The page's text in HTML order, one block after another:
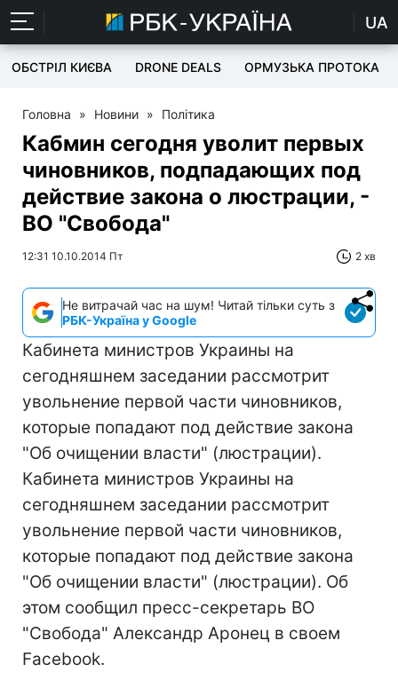
UA
ОБСТРІЛ КИЄВА DRONE DEALS ОРМУЗЬКА ПРОТОКА
Головна » Новини » Політика
Кабмин сегодня уволит первых
чиновников, подпадающих под
действие закона о люстрации, -
ВО "Свобода"
12:31 10.10.2014 Пт 2 хв
Не витрачай час на шум! Читай тільки суть з
РБК-Україна у Google
Кабинета министров Украины на
сегодняшнем заседании рассмотрит
увольнение первой части чиновников,
которые попадают под действие закона
"Об очищении власти" (люстрации).
Кабинета министров Украины на
сегодняшнем заседании рассмотрит
увольнение первой части чиновников,
которые попадают под действие закона
"Об очищении власти" (люстрации). Об
этом сообщил пресс-секретарь ВО
"Свобода" Александр Аронец в своем
Facebook.